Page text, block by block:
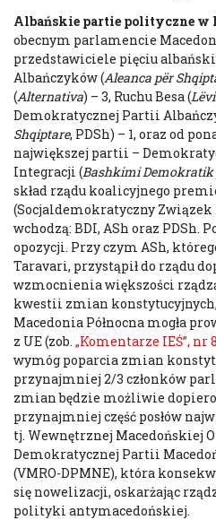
Albańskie partie polityczne w
obecnym parlamencie
przedstawiciele pięciu
Albańczyków (Aleanca për
(Alternativa) – 3, Ruchu Besa (
Demokratycznej Partii
Shqiptare, PDSh) – 1, oraz od
największej partii –
Integracji (Bashkimi
skład rządu koalicyjnego
(Socjaldemokratyczny Związek
wchodzą: BDI, ASh oraz PDSh.
opozycji. Przy czym ASh,
Taravari, przystąpił do rządu
wzmocnienia większości
kwestii zmian
Macedonia Północna mogła
z UE (zob. „Komentarze IEŚ”, nr
wymóg poparcia zmian
przynajmniej 2/3 członków
zmian będzie możliwie dopiero
przynajmniej część posłów
tj. Wewnętrznej Macedońskiej
Demokratycznej Partii
(VMRO-DPMNE), która
się nowelizacji, oskarżając
polityki antymacedońskiej.